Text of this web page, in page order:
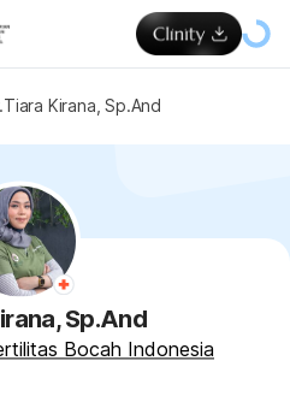
Kirana, Sp.And
Sp.And
Bocah Indonesia